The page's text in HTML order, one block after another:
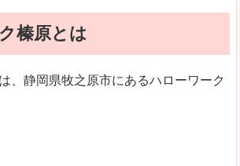
榛原とは
は、静岡県牧之原市にあるハローワーク